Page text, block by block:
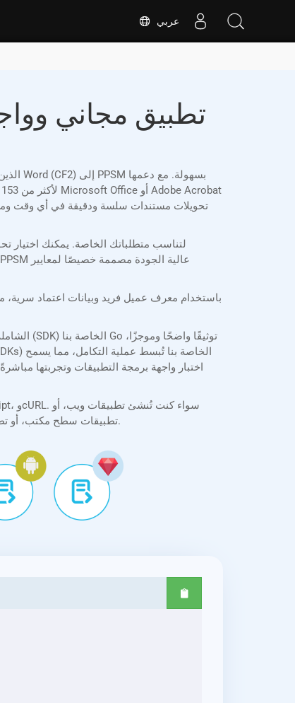
عربي
تطبيقات سطح مكتب، أو تطبيقات جوال، فإن واجهة برمجة التطبيقات سهلة التكامل، وتدعم المعالجة الدفعية، وخيارات تحويل مرنة لتلبية احتياجات التطوير العملية.